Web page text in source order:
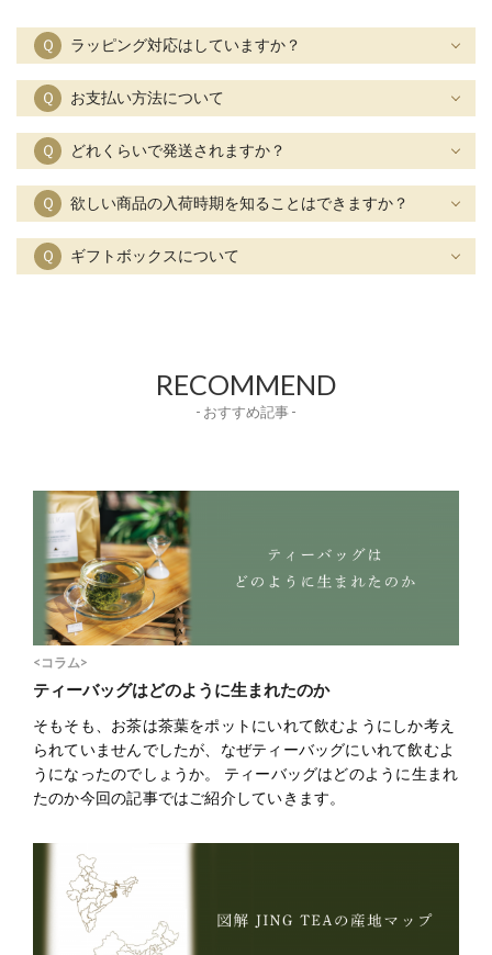
Ｑ ラッピング対応はしていますか？
Ｑ お支払い方法について
Ｑ どれくらいで発送されますか？
Ｑ 欲しい商品の入荷時期を知ることはできますか？
Ｑ ギフトボックスについて
RECOMMEND
- おすすめ記事 -
<コラム>
ティーバッグはどのように生まれたのか
そもそも、お茶は茶葉をポットにいれて飲むようにしか考え
られていませんでしたが、なぜティーバッグにいれて飲むよ
うになったのでしょうか。 ティーバッグはどのように生まれ
たのか今回の記事ではご紹介していきます。